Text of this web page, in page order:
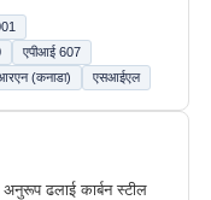
एपीआई 607
(कनाडा) एसआईएल
अनुरूप ढलाई कार्बन स्टील